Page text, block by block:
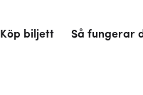
Köp biljett Så fungerar